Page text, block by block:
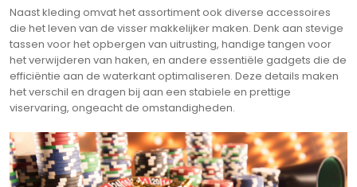
Naast kleding omvat het assortiment ook diverse accessoires
die het leven van de visser makkelijker maken. Denk aan stevige
tassen voor het opbergen van uitrusting, handige tangen voor
het verwijderen van haken, en andere essentiële gadgets die de
efficiëntie aan de waterkant optimaliseren. Deze details maken
het verschil en dragen bij aan een stabiele en prettige
viservaring, ongeacht de omstandigheden.